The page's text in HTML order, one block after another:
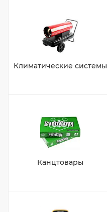
Климатические системы
Канцтовары